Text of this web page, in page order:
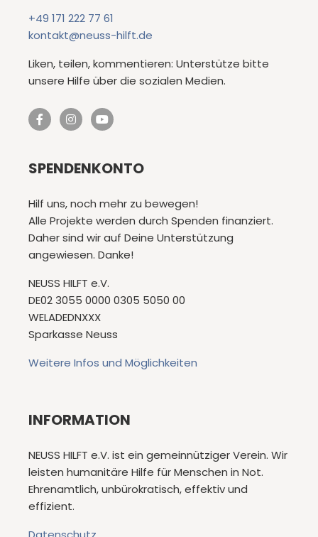
+49 171 222 77 61
kontakt@neuss-hilft.de
Liken, teilen, kommentieren: Unterstütze bitte
unsere Hilfe über die sozialen Medien.
SPENDENKONTO
Hilf uns, noch mehr zu bewegen!
Alle Projekte werden durch Spenden finanziert.
Daher sind wir auf Deine Unterstützung
angewiesen. Danke!
NEUSS HILFT e.V.
DE02 3055 0000 0305 5050 00
WELADEDNXXX
Sparkasse Neuss
Weitere Infos und Möglichkeiten
INFORMATION
NEUSS HILFT e.V. ist ein gemeinnütziger Verein. Wir
leisten humanitäre Hilfe für Menschen in Not.
Ehrenamtlich, unbürokratisch, effektiv und
effizient.